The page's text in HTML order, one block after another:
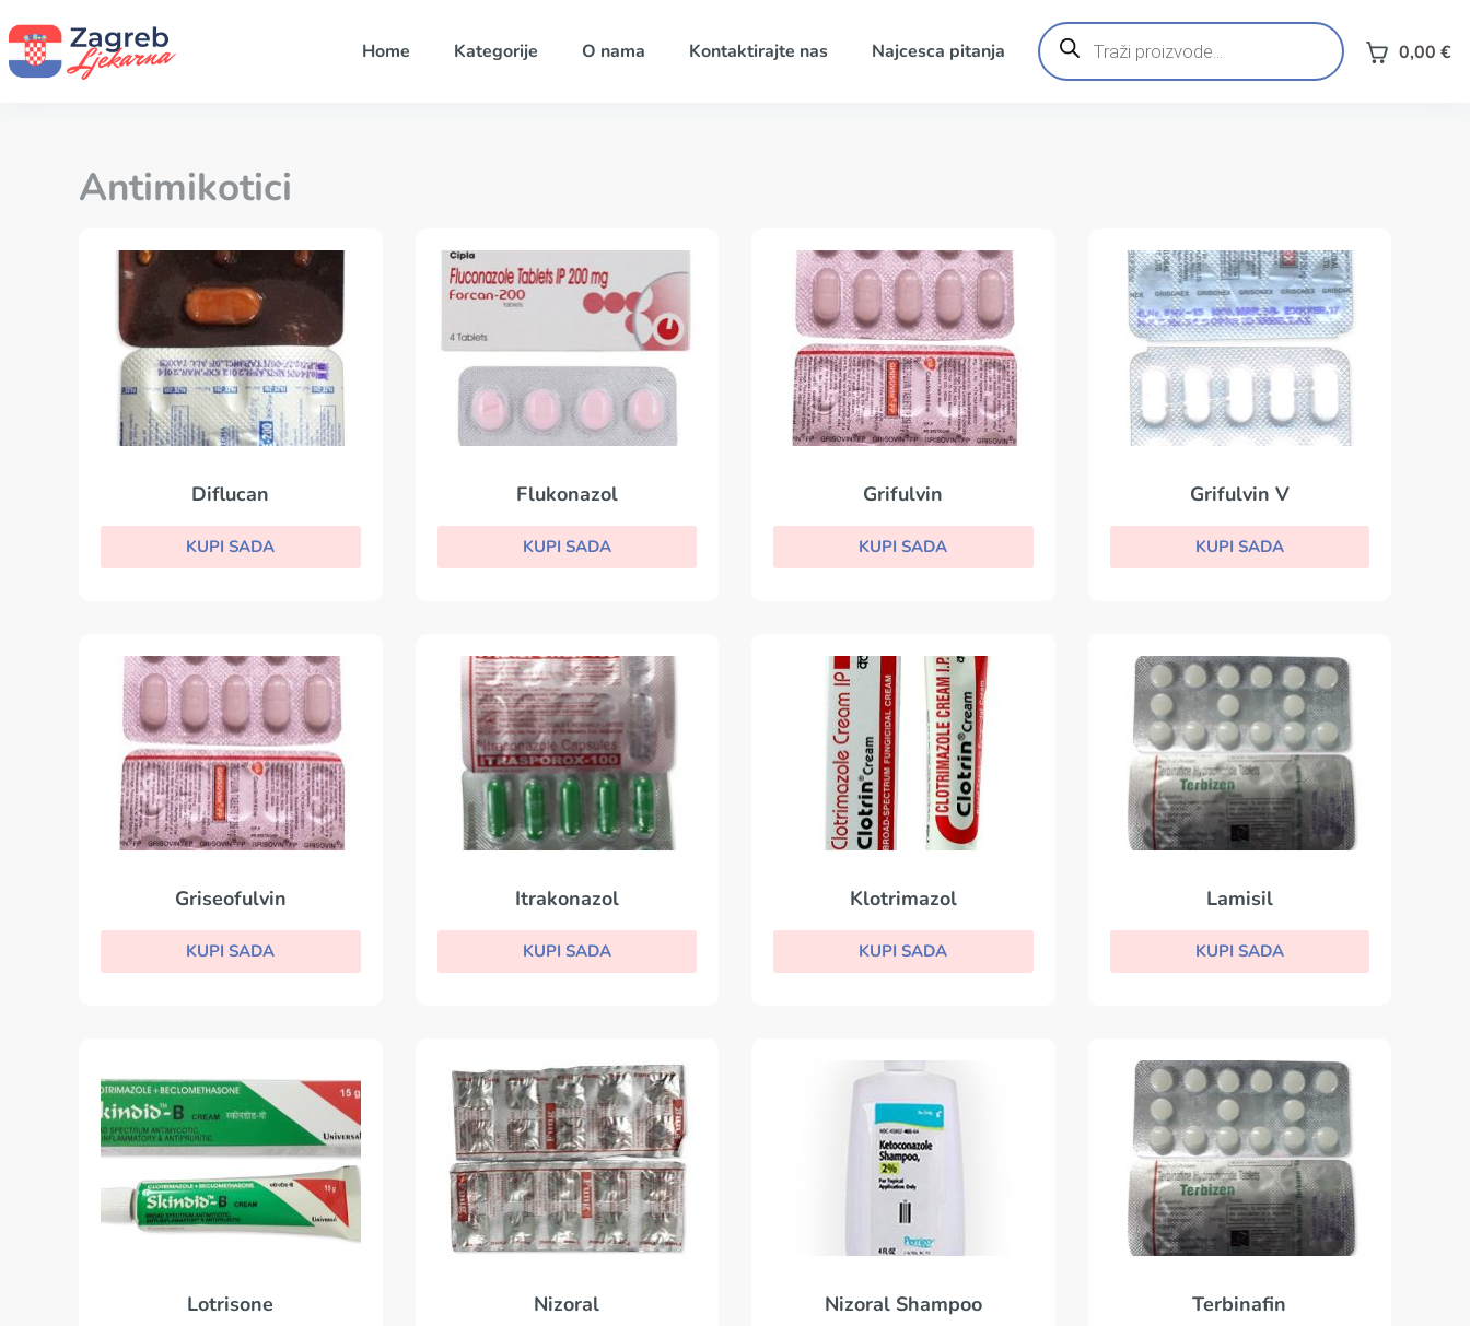
Home Kategorije O nama Kontaktirajte nas Najcesca pitanja
Products
search 0,00 €
Antimikotici
Diflucan
KUPI SADA
Flukonazol
KUPI SADA
Grifulvin
KUPI SADA
Grifulvin V
KUPI SADA
Griseofulvin
KUPI SADA
Itrakonazol
KUPI SADA
Klotrimazol
KUPI SADA
Lamisil
KUPI SADA
Lotrisone Nizoral Nizoral Shampoo Terbinafin